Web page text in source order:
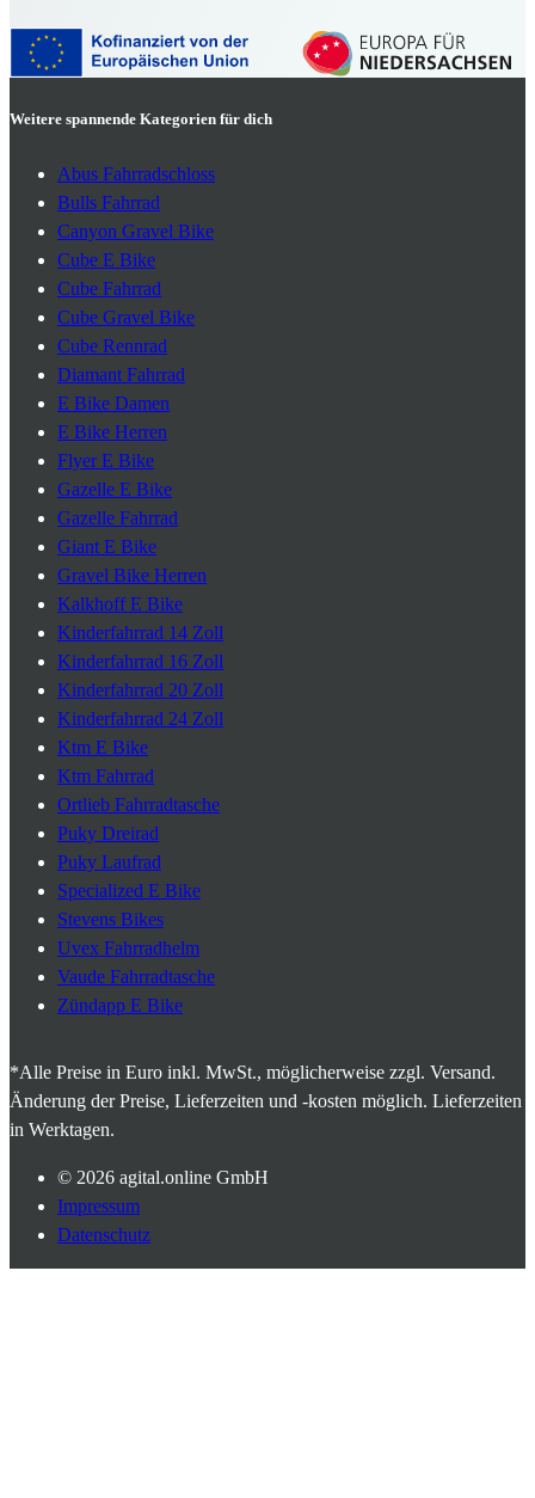
Weitere spannende Kategorien für dich
Abus Fahrradschloss
Bulls Fahrrad
Canyon Gravel Bike
Cube E Bike
Cube Fahrrad
Cube Gravel Bike
Cube Rennrad
Diamant Fahrrad
E Bike Damen
E Bike Herren
Flyer E Bike
Gazelle E Bike
Gazelle Fahrrad
Giant E Bike
Gravel Bike Herren
Kalkhoff E Bike
Kinderfahrrad 14 Zoll
Kinderfahrrad 16 Zoll
Kinderfahrrad 20 Zoll
Kinderfahrrad 24 Zoll
Ktm E Bike
Ktm Fahrrad
Ortlieb Fahrradtasche
Puky Dreirad
Puky Laufrad
Specialized E Bike
Stevens Bikes
Uvex Fahrradhelm
Vaude Fahrradtasche
Zündapp E Bike
*Alle Preise in Euro inkl. MwSt., möglicherweise zzgl. Versand.
Änderung der Preise, Lieferzeiten und -kosten möglich. Lieferzeiten
in Werktagen.
© 2026 agital.online GmbH
Impressum
Datenschutz